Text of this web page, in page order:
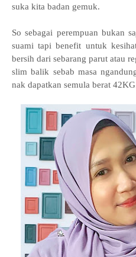
suka kita badan gemuk.
So sebagai perempuan bukan
suami tapi benefit untuk
bersih dari sebarang parut atau
slim balik sebab masa
nak dapatkan semula berat